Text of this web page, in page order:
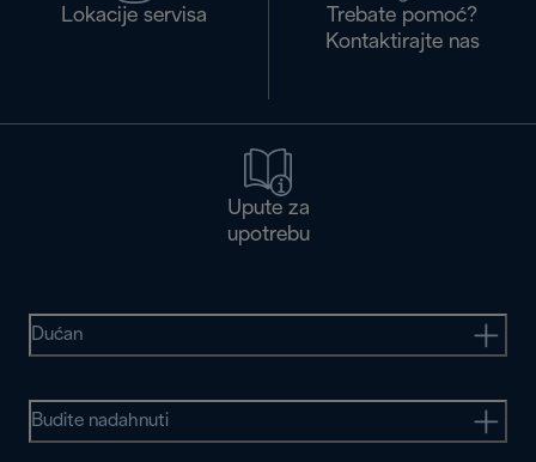
Lokacije servisa
Trebate pomoć?
Kontaktirajte nas
Upute za
upotrebu
Dućan
Budite nadahnuti